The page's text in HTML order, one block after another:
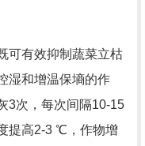
可有效抑制蔬菜立枯
湿和增温保墒的作
3次，每次间隔10-15
提高2-3 ℃，作物增